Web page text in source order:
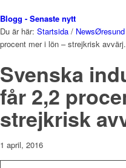
Blogg - Senaste nytt
Du är här: Startsida / NewsØresund
procent mer i lön – strejkrisk
Svenska
får 2,2
strejkrisk
1 april, 2016